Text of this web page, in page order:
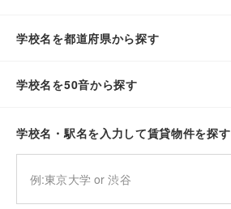
学校名を都道府県から探す
学校名を50音から探す
学校名・駅名を入力して賃貸物件を探す